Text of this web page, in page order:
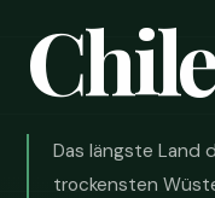
Das längste Land
trockensten